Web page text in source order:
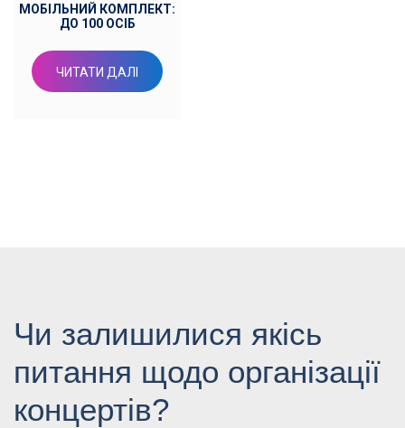
МОБІЛЬНИЙ КОМПЛЕКТ:
ДО 100 ОСІБ
ЧИТАТИ ДАЛІ
Чи залишилися якісь
питання щодо організації
концертів?